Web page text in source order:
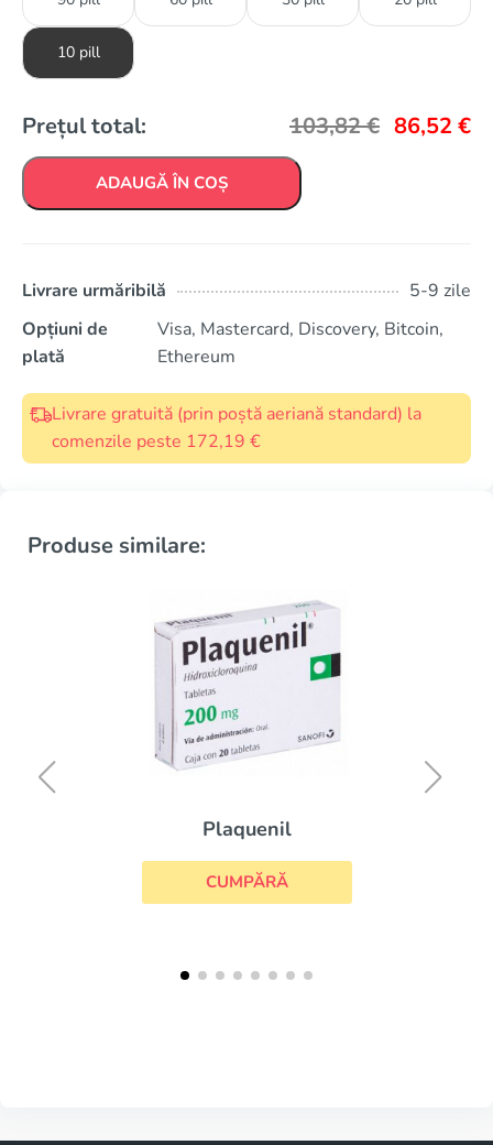
10 pill
Prețul total: 103,82€ 86,52 €
ADAUGĂ ÎN COȘ
Livrare urmăribilă
5-9 zile
Opțiuni de
plată
Visa, Mastercard, Discovery, Bitcoin,
Ethereum
Livrare gratuită (prin poștă aeriană standard) la
comenzile peste 172,19 €
Produse similare:
Plaquenil
CUMPĂRĂ